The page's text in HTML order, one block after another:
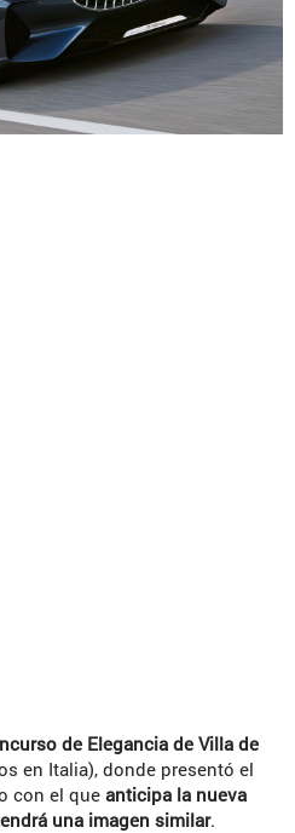
de Elegancia de Villa de
en Italia), donde presentó el
con el que anticipa la nueva
una imagen similar.